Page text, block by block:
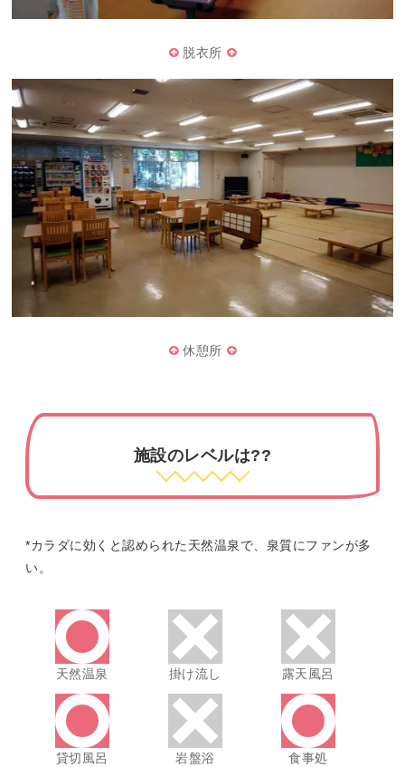
脱衣所
休憩所
施設のレベルは??
*カラダに効くと認められた天然温泉で、泉質にファンが多
い。
天然温泉 掛け流し 露天風呂
貸切風呂 岩盤浴 食事処